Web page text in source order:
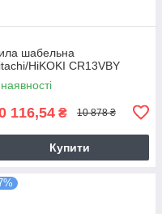
шабельна
HiKOKI CR13VBY
116,54 ₴ 10 878 ₴
Купити